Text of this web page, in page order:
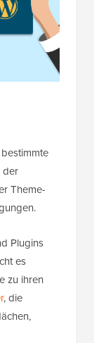
der
Theme-
Plugins
es
zu ihren
, die